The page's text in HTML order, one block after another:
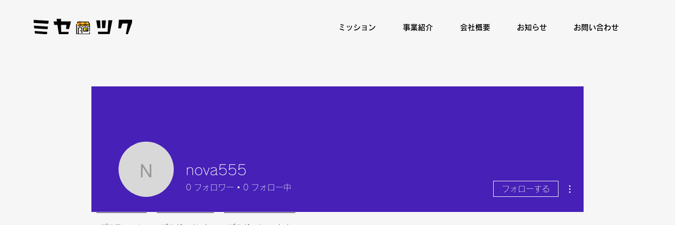
ミッション 事業紹介 会社概要 お知らせ お問い合わせ
nova555nova555
0 フォロワー 0 フォロー中 フォローする